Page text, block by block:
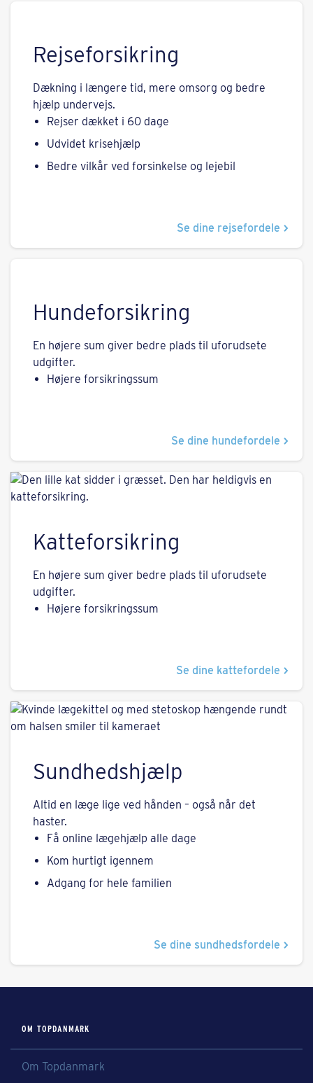
Rejseforsikring
Dækning i længere tid, mere omsorg og bedre
hjælp undervejs.
Rejser dækket i 60 dage
Udvidet krisehjælp
Bedre vilkår ved forsinkelse og lejebil
Se dine rejsefordele
Hundeforsikring
En højere sum giver bedre plads til uforudsete
udgifter.
Højere forsikringssum
Se dine hundefordele
Katteforsikring
En højere sum giver bedre plads til uforudsete
udgifter.
Højere forsikringssum
Se dine kattefordele
Sundhedshjælp
Altid en læge lige ved hånden – også når det
haster.
Få online lægehjælp alle dage
Kom hurtigt igennem
Adgang for hele familien
Se dine sundhedsfordele
OM TOPDANMARK
Om Topdanmark